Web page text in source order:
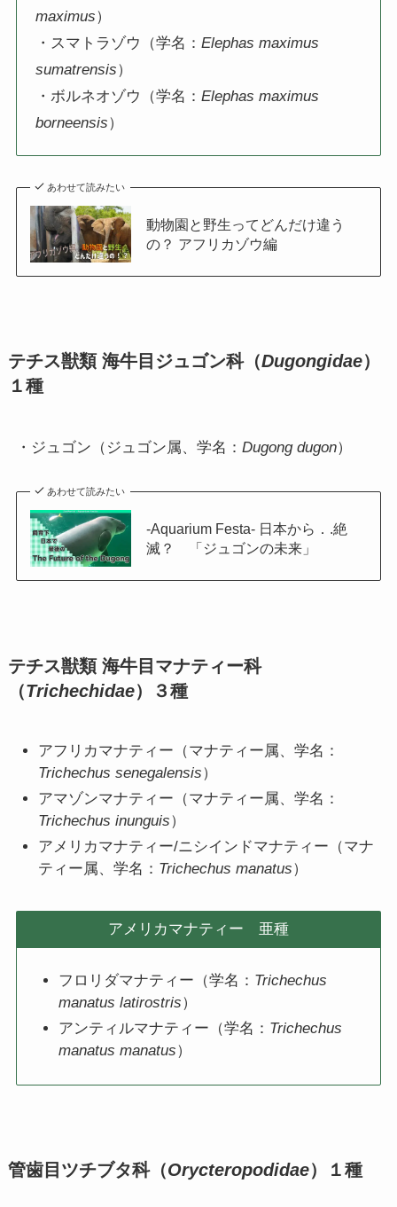
maximus）
・スマトラゾウ（学名：Elephas maximus
sumatrensis）
・ボルネオゾウ（学名：Elephas maximus
borneensis）
あわせて読みたい
動物園と野生ってどんだけ違う
の？ アフリカゾウ編
テチス獣類 海牛目ジュゴン科（Dugongidae）
１種
・ジュゴン（ジュゴン属、学名： Dugong dugon）
あわせて読みたい
-Aquarium Festa- 日本から．.絶
滅？ 「ジュゴンの未来」
テチス獣類 海牛目マナティー科
（Trichechidae）３種
アフリカマナティー（マナティー属、学名：
Trichechus senegalensis）
アマゾンマナティー（マナティー属、学名：
Trichechus inunguis）
アメリカマナティー/ニシインドマナティー（マナ
ティー属、学名： Trichechus manatus）
アメリカマナティー 亜種
フロリダマナティー（学名： Trichechus
manatus latirostris）
アンティルマナティー（学名： Trichechus
manatus manatus）
管歯目ツチブタ科（Orycteropodidae）１種